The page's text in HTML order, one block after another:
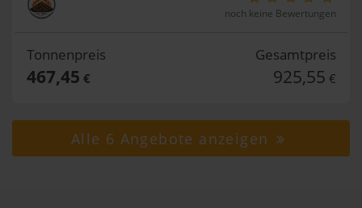
noch keine Bewertungen
Tonnenpreis
467,45 €
Gesamtpreis
925,55 €
Alle 6 Angebote anzeigen